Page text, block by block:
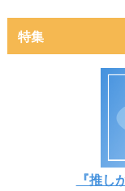
特集
『推し